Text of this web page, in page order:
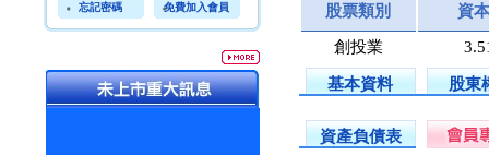
忘記密碼 免費加入會員 股票類別 資
創投業
基本資料 股東
資產負債表